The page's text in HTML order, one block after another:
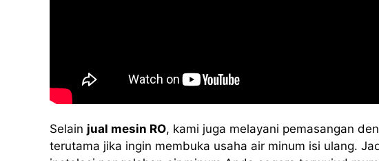
Selain jual mesin RO, kami juga melayani pemasangan
terutama jika ingin membuka usaha air minum isi ulang.